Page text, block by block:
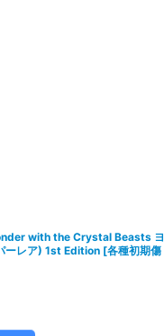
with the Crystal Beasts ヨ
ーレア) 1st Edition [各種初期傷